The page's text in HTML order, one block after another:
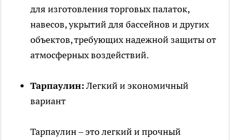
для изготовления торговых палаток,
навесов, укрытий для бассейнов и других
объектов, требующих надежной защиты от
атмосферных воздействий.
Тарпаулин:Легкий и экономичный
вариант
Тарпаулин – это легкий и прочный